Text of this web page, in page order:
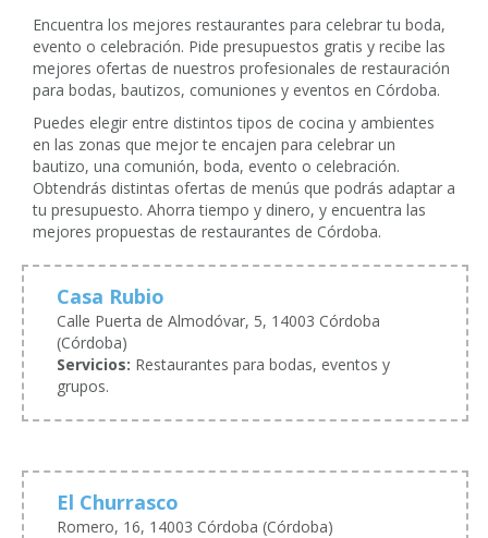
Encuentra los mejores restaurantes para celebrar tu boda,
evento o celebración. Pide presupuestos gratis y recibe las
mejores ofertas de nuestros profesionales de restauración
para bodas, bautizos, comuniones y eventos en Córdoba.
Puedes elegir entre distintos tipos de cocina y ambientes
en las zonas que mejor te encajen para celebrar un
bautizo, una comunión, boda, evento o celebración.
Obtendrás distintas ofertas de menús que podrás adaptar a
tu presupuesto. Ahorra tiempo y dinero, y encuentra las
mejores propuestas de restaurantes de Córdoba.
Casa Rubio
Calle Puerta de Almodóvar, 5, 14003 Córdoba
(Córdoba)
Servicios: Restaurantes para bodas, eventos y
grupos.
El Churrasco
Romero, 16, 14003 Córdoba (Córdoba)